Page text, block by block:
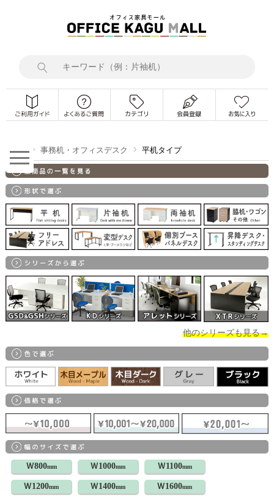
TOP 事務机・オフィスデスク 平机タイプ
他のシリーズも見る→
Ｗ800mm Ｗ1000mm Ｗ1100mm
Ｗ1200mm Ｗ1400mm Ｗ1600mm